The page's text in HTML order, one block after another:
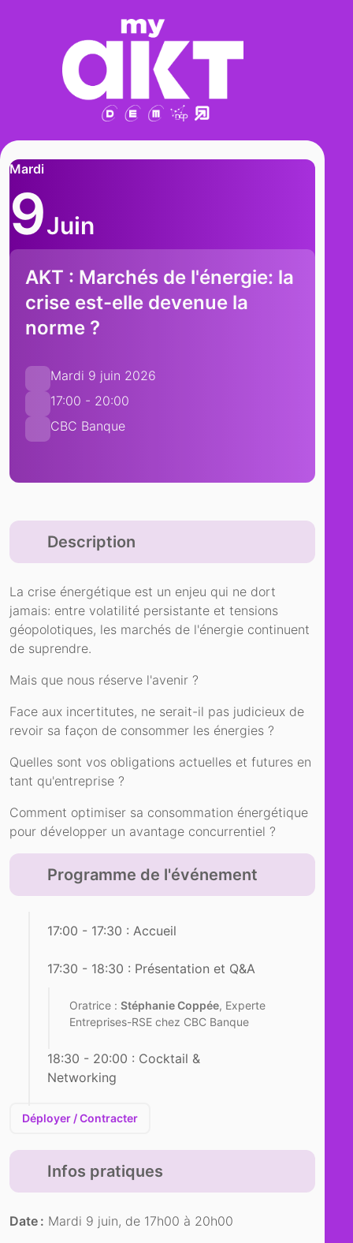
Mardi
9Juin
AKT : Marchés de l'énergie: la
crise est-elle devenue la
norme ?
Mardi 9 juin 2026
17:00 - 20:00
CBC Banque
Description
La crise énergétique est un enjeu qui ne dort
jamais: entre volatilité persistante et tensions
géopolotiques, les marchés de l'énergie continuent
de suprendre.
Mais que nous réserve l'avenir ?
Face aux incertitutes, ne serait-il pas judicieux de
revoir sa façon de consommer les énergies ?
Quelles sont vos obligations actuelles et futures en
tant qu'entreprise ?
Comment optimiser sa consommation énergétique
pour développer un avantage concurrentiel ?
Programme de l'événement
17:00 - 17:30 : Accueil
17:30 - 18:30 : Présentation et Q&A
Oratrice : Stéphanie Coppée, Experte
Entreprises-RSE chez CBC Banque
18:30 - 20:00 : Cocktail &
Networking
Déployer / Contracter
Infos pratiques
Date : Mardi 9 juin, de 17h00 à 20h00